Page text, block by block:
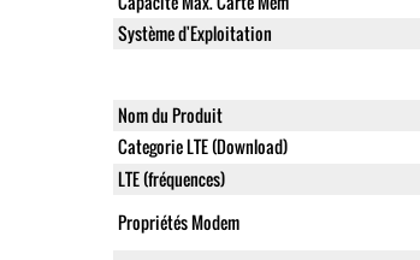
Système d'Exploitation
Nom du Produit
Categorie LTE (Download)
LTE (fréquences)
Propriétés Modem